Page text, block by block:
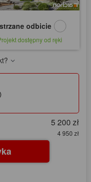
odbicie
dostępny od ręki
5 200 zł
4 950 zł